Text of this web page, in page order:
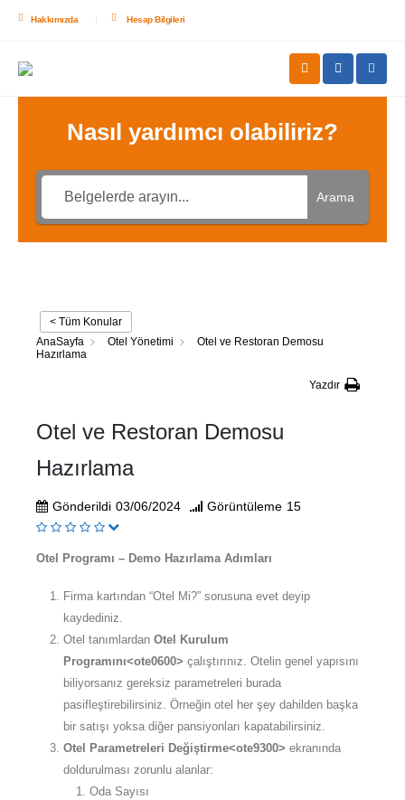
Hakkımızda Hesap Bilgileri
Nasıl yardımcı olabiliriz?
Arama
< Tüm Konular
AnaSayfa
Otel Yönetimi
Otel ve Restoran Demosu
Hazırlama
Yazdır
Otel ve Restoran Demosu
Hazırlama
Gönderildi 03/06/2024 Görüntüleme 15
Otel Programı – Demo Hazırlama Adımları
Firma kartından “Otel Mi?” sorusuna evet deyip
kaydediniz.
Otel tanımlardan Otel Kurulum
Programını<ote0600> çalıştırınız. Otelin genel yapısını
biliyorsanız gereksiz parametreleri burada
pasifleştirebilirsiniz. Örneğin otel her şey dahilden başka
bir satışı yoksa diğer pansiyonları kapatabilirsiniz.
Otel Parametreleri Değiştirme<ote9300> ekranında
doldurulması zorunlu alanlar:
Oda Sayısı